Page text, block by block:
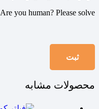
Are you human? Please solve:
محصولات مشابه